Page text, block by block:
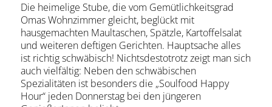
Stadtführungen
Tickets
Citytour
Übernachtung
Erlebnisse
Essen & Trinken
Wein
Automobil
Kultur
Feste & Highlights
Die heimelige Stube, die vom Gemütlichkeitsgrad
Omas Wohnzimmer gleicht, beglückt mit
hausgemachten Maultaschen, Spätzle, Kartoffelsalat
und weiteren deftigen Gerichten. Hauptsache alles
ist richtig schwäbisch! Nichtsdestotrotz zeigt man sich
auch vielfältig: Neben den schwäbischen
Spezialitäten ist besonders die „Soulfood Happy
Hour“ jeden Donnerstag bei den jüngeren